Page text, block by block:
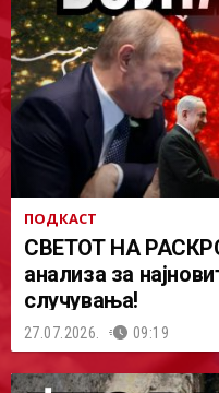
ПОДКАСТ
СВЕТОТ НА
анализа за
случувања!
27.07.2026. 09:19